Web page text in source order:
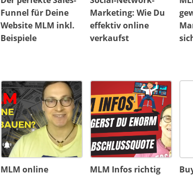
Funnel für Deine
Website MLM inkl.
Beispiele
Marketing: Wie Du
effektiv online
verkaufst
MLM online
MLM Infos richtig